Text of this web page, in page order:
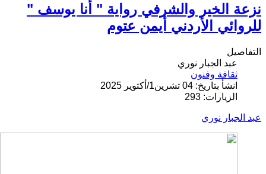
نزعة الخير والشرفي رواية " أنا يوسف "
للروائي الأردني أيمن عتوم
التفاصيل
عبد الجبار نوري
ثقافة وفنون
انشأ بتاريخ: 04 تشرين1/أكتوير 2025
الزيارات: 293
عبد الجبار نوري